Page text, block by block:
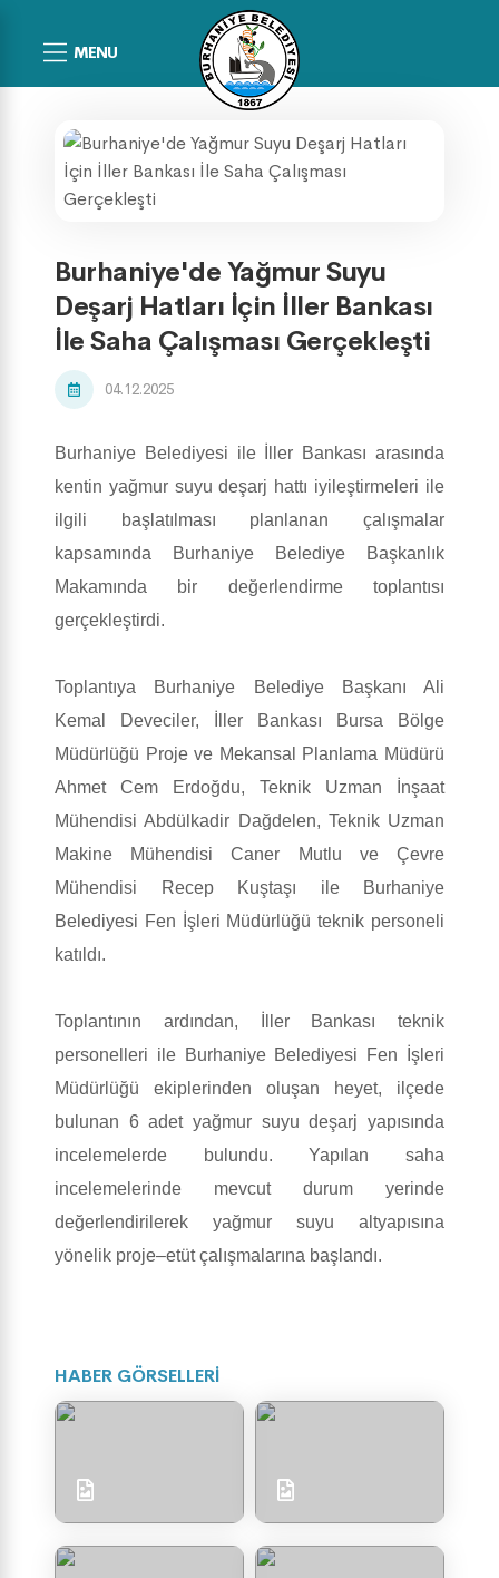
MENU
Burhaniye'de Yağmur Suyu
Deşarj Hatları İçin İller Bankası
İle Saha Çalışması Gerçekleşti
04.12.2025
Burhaniye Belediyesi ile İller Bankası arasında
kentin yağmur suyu deşarj hattı iyileştirmeleri ile
ilgili başlatılması planlanan çalışmalar
kapsamında Burhaniye Belediye Başkanlık
Makamında bir değerlendirme toplantısı
gerçekleştirdi.
Toplantıya Burhaniye Belediye Başkanı Ali
Kemal Deveciler, İller Bankası Bursa Bölge
Müdürlüğü Proje ve Mekansal Planlama Müdürü
Ahmet Cem Erdoğdu, Teknik Uzman İnşaat
Mühendisi Abdülkadir Dağdelen, Teknik Uzman
Makine Mühendisi Caner Mutlu ve Çevre
Mühendisi Recep Kuştaşı ile Burhaniye
Belediyesi Fen İşleri Müdürlüğü teknik personeli
katıldı.
Toplantının ardından, İller Bankası teknik
personelleri ile Burhaniye Belediyesi Fen İşleri
Müdürlüğü ekiplerinden oluşan heyet, ilçede
bulunan 6 adet yağmur suyu deşarj yapısında
incelemelerde bulundu. Yapılan saha
incelemelerinde mevcut durum yerinde
değerlendirilerek yağmur suyu altyapısına
yönelik proje–etüt çalışmalarına başlandı.
HABER GÖRSELLERİ